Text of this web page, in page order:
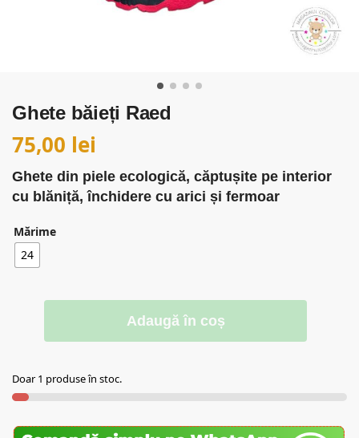
Ghete băieți Raed
75,00 lei
Ghete din piele ecologică, căptușite pe interior
cu blăniță, închidere cu arici și fermoar
Mărime
24
Adaugă în coș
Doar 1 produse în stoc.